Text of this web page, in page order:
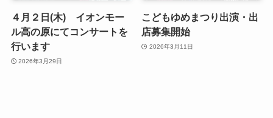
４月２日(木) イオンモー
ル高の原にてコンサートを
行います
2026年3月29日
こどもゆめまつり出演・出
店募集開始
2026年3月11日